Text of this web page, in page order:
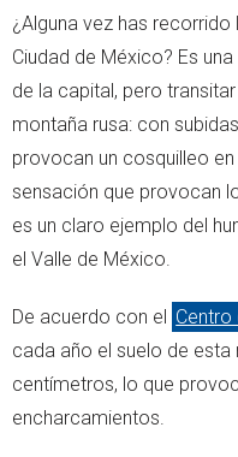
¿Alguna vez has
Ciudad de México? Es
de la capital, pero
montaña rusa: con
provocan un cosquilleo
sensación que provocan
es un claro ejemplo del
el Valle de México.
De acuerdo con el Centro
cada año el suelo de esta
centímetros, lo que
encharcamientos.